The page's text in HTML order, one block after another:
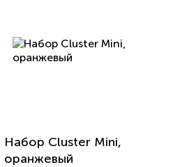
Набор Cluster Mini,
оранжевый